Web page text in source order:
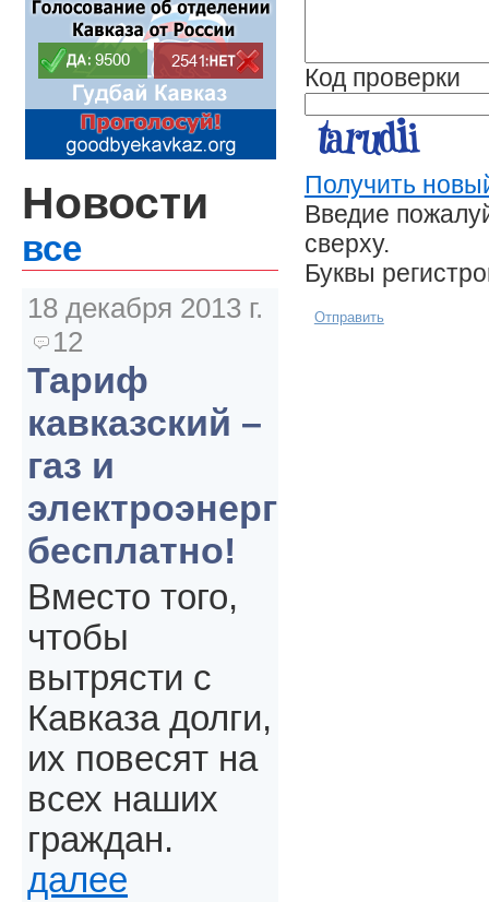
Код проверки
Получить
Введие
сверху.
Буквы
Отправить
Новости
все
18 декабря 2013 г.
12
Тариф
кавказский –
газ и
электроэнергия
бесплатно!
Вместо того,
чтобы
вытрясти с
Кавказа долги,
их повесят на
всех наших
граждан.
далее